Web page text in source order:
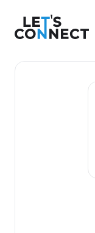
Let's Connect